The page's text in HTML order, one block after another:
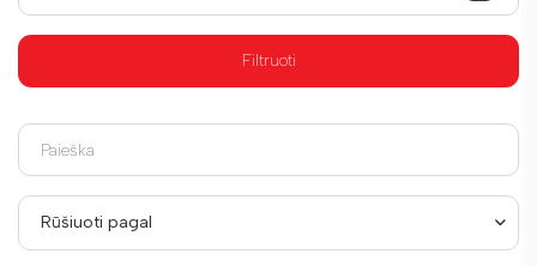
Filtruoti
Rūšiuoti pagal